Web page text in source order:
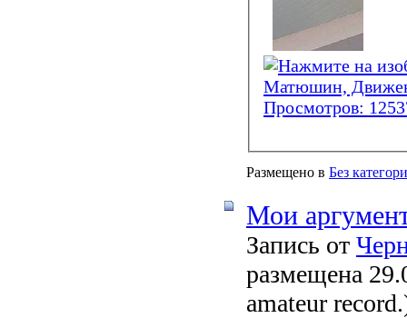
Размещено в Без
Мои
Запись от
размещена
amateur